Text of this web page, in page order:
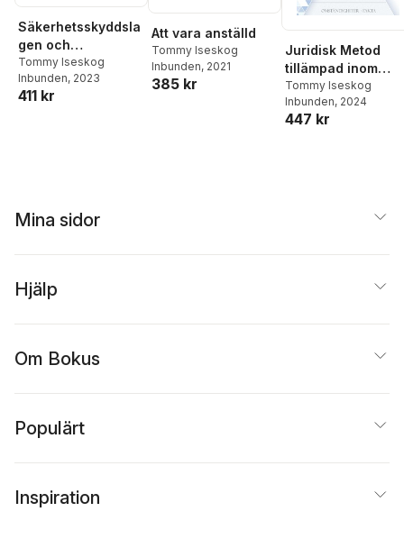
Säkerhetsskyddsla
gen och
personalsäkerhet
ur ett
arbetsrättsligt
Tommy Iseskog
Inbunden, 2023
411 kr
Att vara anställd
Tommy Iseskog
Inbunden, 2021
385 kr
Juridisk Metod
tillämpad inom
arbetsrätten
Tommy Iseskog
Inbunden, 2024
447 kr
Mina sidor
Hjälp
Om Bokus
Populärt
Inspiration